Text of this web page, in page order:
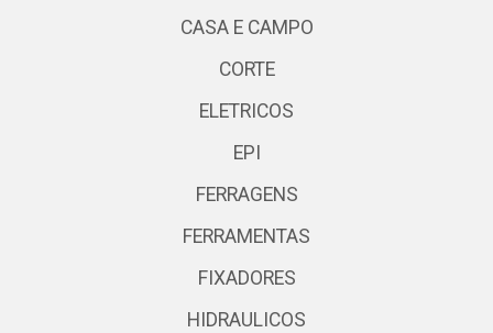
CASA E CAMPO
CORTE
ELETRICOS
EPI
FERRAGENS
FERRAMENTAS
FIXADORES
HIDRAULICOS